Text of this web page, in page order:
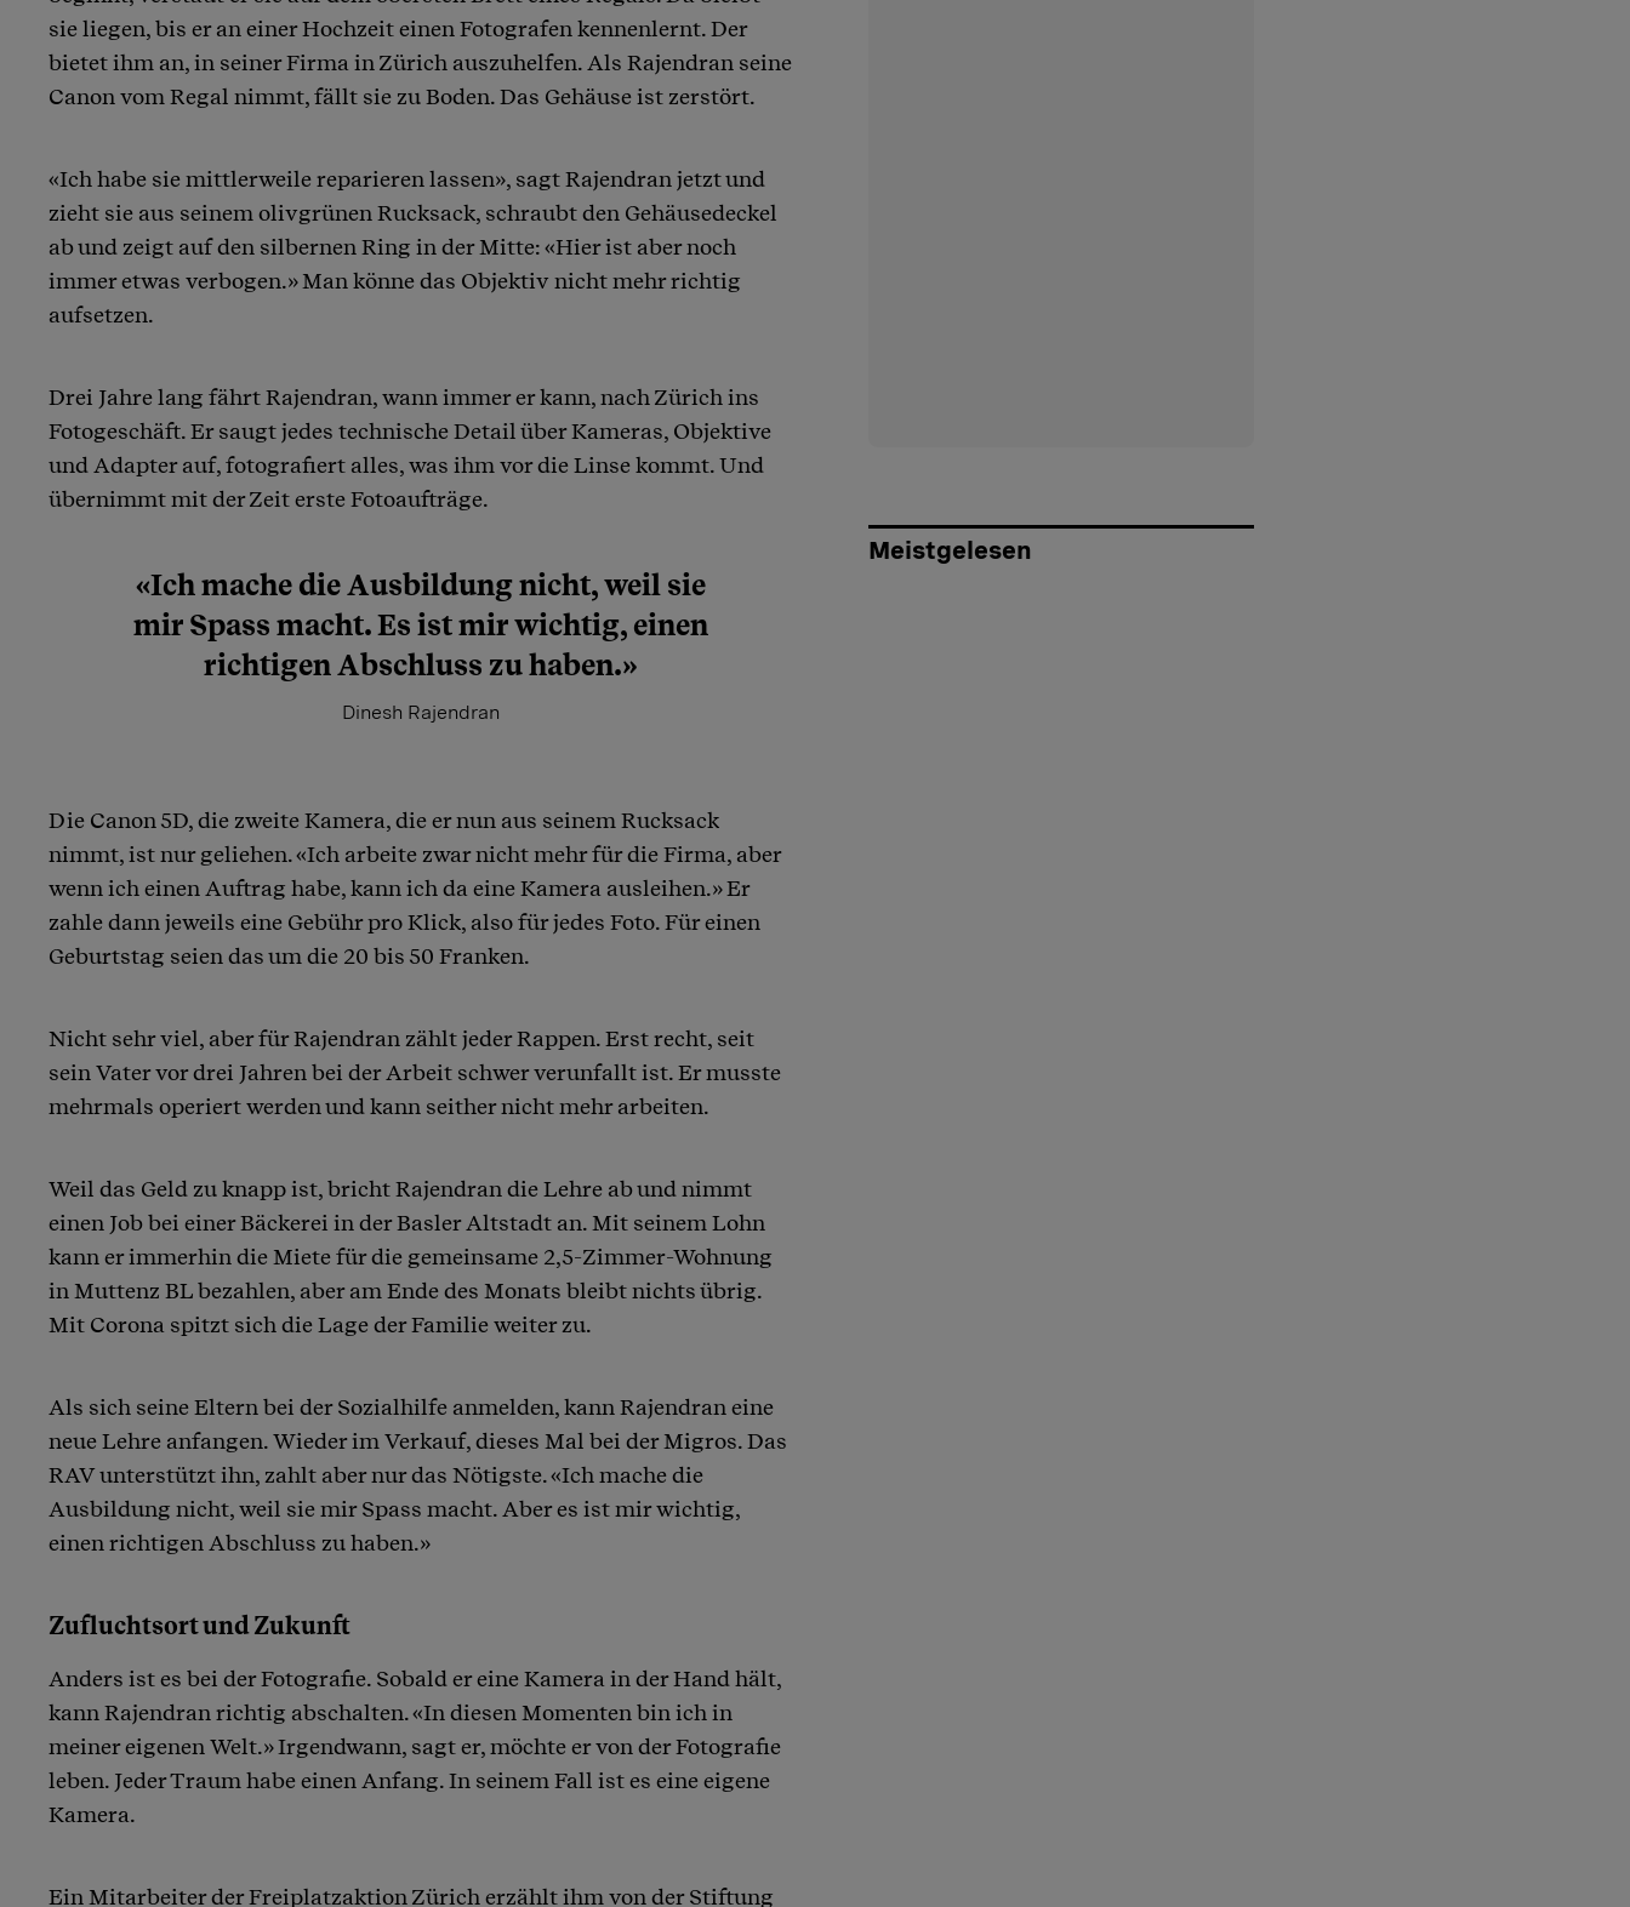
sie liegen, bis er an einer Hochzeit einen Fotografen kennenlernt. Der
bietet ihm an, in seiner Firma in Zürich auszuhelfen. Als Rajendran seine
Canon vom Regal nimmt, fällt sie zu Boden. Das Gehäuse ist zerstört.
«Ich habe sie mittlerweile reparieren lassen», sagt Rajendran jetzt und
zieht sie aus seinem olivgrünen Rucksack, schraubt den Gehäusedeckel
ab und zeigt auf den silbernen Ring in der Mitte: «Hier ist aber noch
immer etwas verbogen.» Man könne das Objektiv nicht mehr richtig
aufsetzen.
Drei Jahre lang fährt Rajendran, wann immer er kann, nach Zürich ins
Fotogeschäft. Er saugt jedes technische Detail über Kameras, Objektive
und Adapter auf, fotografiert alles, was ihm vor die Linse kommt. Und
übernimmt mit der Zeit erste Fotoaufträge.
«Ich mache die Ausbildung nicht, weil sie
mir Spass macht. Es ist mir wichtig, einen
richtigen ­Abschluss zu haben.»
Dinesh Rajendran
Die Canon 5D, die zweite Kamera, die er nun aus seinem Rucksack
nimmt, ist nur geliehen. «Ich arbeite zwar nicht mehr für die Firma, aber
wenn ich einen Auftrag habe, kann ich da eine Kamera ausleihen.» Er
zahle dann jeweils eine Gebühr pro Klick, also für jedes Foto. Für einen
Geburtstag seien das um die 20 bis 50 Franken.
Nicht sehr viel, aber für Rajendran zählt jeder Rappen. Erst recht, seit
sein Vater vor drei Jahren bei der Arbeit schwer verunfallt ist. Er musste
mehrmals operiert werden und kann seither nicht mehr arbeiten.
Weil das Geld zu knapp ist, bricht Rajendran die Lehre ab und nimmt
einen Job bei einer Bäckerei in der Basler Altstadt an. Mit seinem Lohn
kann er immerhin die Miete für die gemeinsame 2,5-Zimmer-Wohnung
in Muttenz BL bezahlen, aber am Ende des Monats bleibt nichts übrig.
Mit Corona spitzt sich die Lage der Familie weiter zu.
Als sich seine Eltern bei der Sozialhilfe anmelden, kann Rajendran eine
neue Lehre anfangen. Wieder im Verkauf, dieses Mal bei der Migros. Das
RAV unterstützt ihn, zahlt aber nur das Nötigste. «Ich mache die
Ausbildung nicht, weil sie mir Spass macht. Aber es ist mir wichtig,
einen richtigen Abschluss zu haben.»
Zufluchtsort und Zukunft
Anders ist es bei der Fotografie. Sobald er eine Kamera in der Hand hält,
kann Rajendran richtig abschalten. «In diesen Momenten bin ich in
meiner eigenen Welt.» Irgendwann, sagt er, möchte er von der Fotografie
leben. Jeder Traum habe einen Anfang. In seinem Fall ist es eine eigene
Kamera.
Ein Mitarbeiter der Freiplatzaktion Zürich erzählt ihm von der Stiftung
Meistgelesen